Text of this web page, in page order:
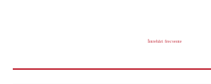
Întrebări frecvente